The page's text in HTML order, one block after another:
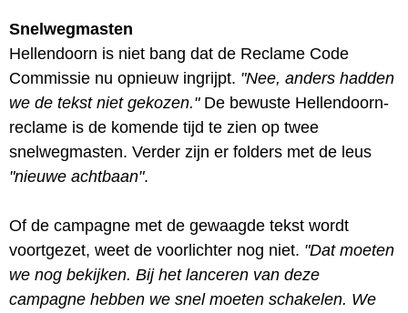
Snelwegmasten
Hellendoorn is niet bang dat de Reclame Code
Commissie nu opnieuw ingrijpt. "Nee, anders hadden
we de tekst niet gekozen."De bewuste Hellendoorn-
reclame is de komende tijd te zien op twee
snelwegmasten. Verder zijn er folders met de leus
"nieuwe achtbaan".
Of de campagne met de gewaagde tekst wordt
voortgezet, weet de voorlichter nog niet. "Dat moeten
we nog bekijken. Bij het lanceren van deze
campagne hebben we snel moeten schakelen. We